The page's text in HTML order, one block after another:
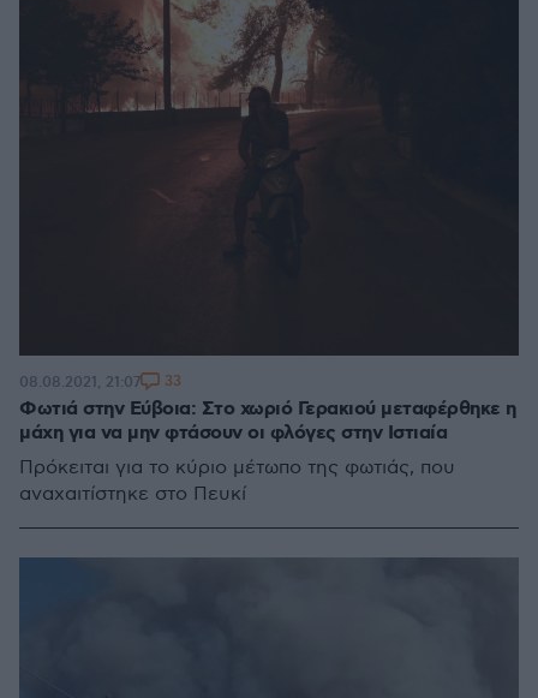
Φωτιά στην Εύβοια: Στο χωριό Γερακιού μεταφέρθηκε η
μάχη για να μην φτάσουν οι φλόγες στην Ιστιαία
Πρόκειται για το κύριο μέτωπο της φωτιάς, που
αναχαιτίστηκε στο Πευκί
08.08.2021, 21:07 33